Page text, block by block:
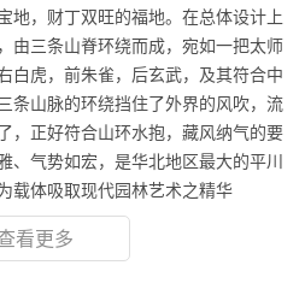
地，财丁双旺的福地。在总体设计上
由三条山脊环绕而成，宛如一把太师
白虎，前朱雀，后玄武，及其符合中
条山脉的环绕挡住了外界的风吹，流
，正好符合山环水抱，藏风纳气的要
、气势如宏，是华北地区最大的平川
载体吸取现代园林艺术之精华
看更多